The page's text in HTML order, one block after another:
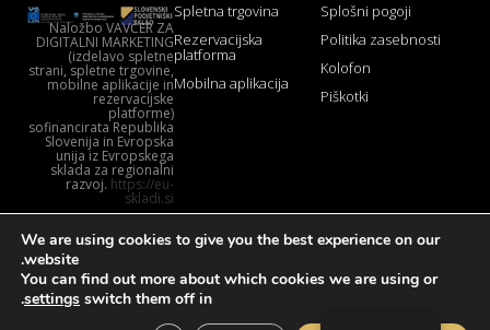
Splošni pogoji
Politika zasebnosti
Kolofon
Piškotki
Spletna trgovina
Rezervacijska
platforma
Mobilna aplikacija
Naložbo VAVČER ZA
DIGITALNI MARKETING
(izdelavo spletne
strani, spletne trgovine,
mobilne aplikacije in
rezervacijske
platforme)
sofinancirata Republika
Slovenija in Evropska
unija iz Evropskega
sklada za regionalni
razvoj. https://eu-
skladi.si
We are using cookies to give you the best experience on our
website.
You can find out more about which cookies we are using or
switch them off in
settings
.